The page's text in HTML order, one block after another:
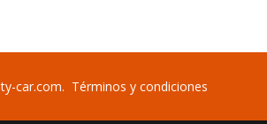
car.com. Términos y condiciones